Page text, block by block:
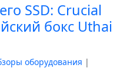
SSD: Crucial
бокс Uthai
оборудования |